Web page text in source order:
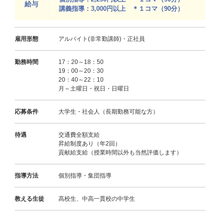
給与
講義指導：3,000円以上 ＊１コマ（90分）
雇用形態 アルバイト(非常勤講師)・正社員
勤務時間
17：20～18：50
19：00～20：30
20：40～22：10
月～土曜日・祝日・日曜日
応募条件 大学生・社会人（長期勤務可能な方）
待遇
交通費全額支給
昇給制度あり（年2回）
貢献給支給（授業時間以外も当然評価します）
指導方法 個別指導・集団指導
教える生徒 高校生、中高一貫校の中学生